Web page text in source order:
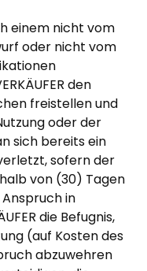
einem nicht vom
oder nicht vom
den
freistellen und
oder der
sich bereits ein
sofern der
von (30) Tagen
in
die Befugnis,
(auf Kosten des
abzuwehren